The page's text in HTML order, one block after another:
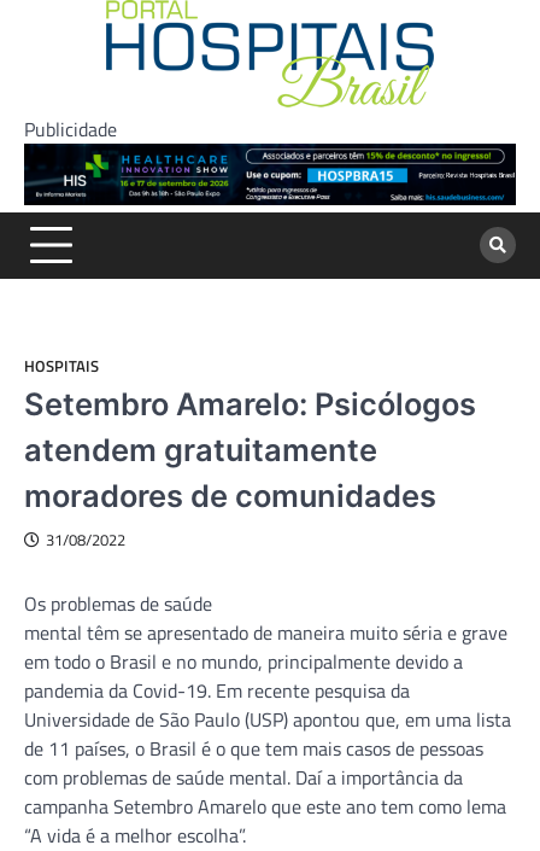
Publicidade
HOSPITAIS
Setembro Amarelo: Psicólogos
atendem gratuitamente
moradores de comunidades
31/08/2022
Os problemas de saúde
mental têm se apresentado de maneira muito séria e grave
em todo o Brasil e no mundo, principalmente devido a
pandemia da Covid-19. Em recente pesquisa da
Universidade de São Paulo (USP) apontou que, em uma lista
de 11 países, o Brasil é o que tem mais casos de pessoas
com problemas de saúde mental. Daí a importância da
campanha Setembro Amarelo que este ano tem como lema
“A vida é a melhor escolha”.